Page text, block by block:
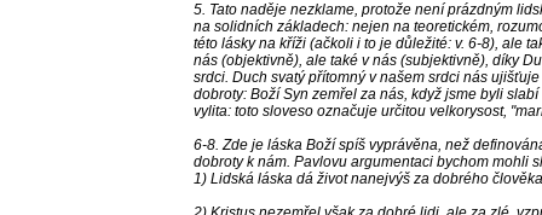
5. Tato naděje nezklame, protože není prázdným
na solidních základech: nejen na teoretickém,
této lásky na kříži (ačkoli i to je důležité: v. 6-8), ale
nás (objektivně), ale také v nás (subjektivně), díky
srdci. Duch svatý přítomný v našem srdci nás
dobroty: Boží Syn zemřel za nás, když jsme byli
vylita: toto sloveso označuje určitou velkorysost,
6-8. Zde je láska Boží spíš vyprávěna, než
dobroty k nám. Pavlovu argumentaci bychom mohli
1) Lidská láska dá život nanejvýš za dobrého člověka